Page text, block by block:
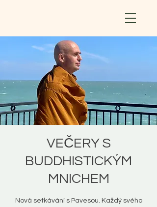
VEČERY S
BUDDHISTICKÝM
MNICHEM
Nová setkávání s Pavesou. Každý svého